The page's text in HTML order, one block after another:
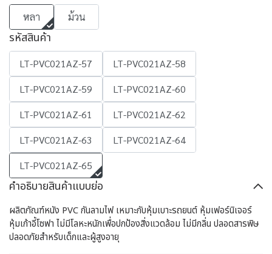
หลา ม้วน
รหัสสินค้า
LT-PVC021AZ-57
LT-PVC021AZ-58
LT-PVC021AZ-59
LT-PVC021AZ-60
LT-PVC021AZ-61
LT-PVC021AZ-62
LT-PVC021AZ-63
LT-PVC021AZ-64
LT-PVC021AZ-65
คำอธิบายสินค้าแบบย่อ
ผลิตภัณฑ์หนัง PVC กันลามไฟ เหมาะกับหุ้มเบาะรถยนต์ หุ้มเฟอร์นิเจอร์
หุ้มเก้าอี้โซฟา ไม่มีโลหะหนักเพื่อปกป้องสิ่งแวดล้อม ไม่มีกลิ่น ปลอดสารพิษ
ปลอดภัยสำหรับเด็กและผู้สูงอายุ